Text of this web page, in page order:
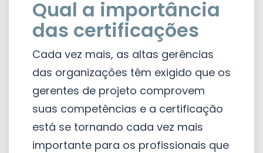
Qual a importância
das certificações
Cada vez mais, as altas gerências
das organizações têm exigido que os
gerentes de projeto comprovem
suas competências e a certificação
está se tornando cada vez mais
importante para os profissionais que